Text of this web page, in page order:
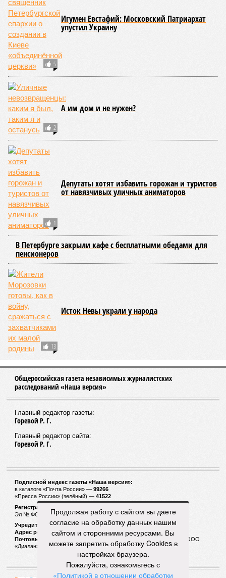
5
Игумен Евстафий: Московский Патриархат
упустил Украину
2
А им дом и не нужен?
1
Депутаты хотят избавить горожан и туристов
от навязчивых уличных аниматоров
В Петербурге закрыли кафе с бесплатными обедами для
пенсионеров
13
Исток Невы украли у народа
Общероссийская газета независимых журналистских
расследований «Наша версия»
Главный редактор газеты:
Горевой Р. Г.
Главный редактор сайта:
Горевой Р. Г.
Подписной индекс газеты «Наша версия»:
в каталоге «Почта России» — 99266
«Пресса России» (зелёный) — 41522
Регистрационный номер Роскомнадзора
Эл № ФС77-53847 от 26.04.2013.
Учредитель ООО «Версия»
Адрес редакции:123100, Россия, Москва, улица 1905 года, 7с1
Почтовый адрес редакции:
123022, Россия, Москва, а/я 29. для ООО
«Диалан»
Продолжая работу с сайтом вы даете
согласие на обработку данных нашим
сайтом и сторонними ресурсами. Вы
можете запретить обработку Cookies в
настройках браузера.
Пожалуйста, ознакомьтесь с
«Политикой в отношении обработки